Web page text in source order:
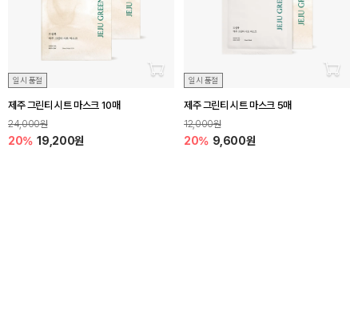
일시 품절 장바구니 담기
제주 그린티 시트 마스크 10매
24,000원
20% 19,200원
일시 품절 장바
제주 그린티 시트 마스크 5매
12,000원
20% 9,600원